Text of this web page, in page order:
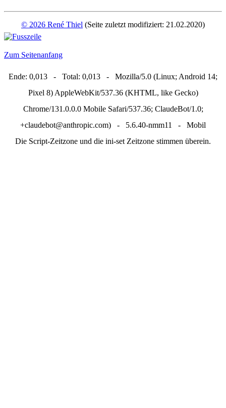
© 2026 René Thiel (Seite zuletzt modifiziert: 21.02.2020)
Zum Seitenanfang
Ende: 0,013 - Total: 0,013 - Mozilla/5.0 (Linux; Android 14;
Pixel 8) AppleWebKit/537.36 (KHTML, like Gecko)
Chrome/131.0.0.0 Mobile Safari/537.36; ClaudeBot/1.0;
+claudebot@anthropic.com) - 5.6.40-nmm11 - Mobil
Die Script-Zeitzone und die ini-set Zeitzone stimmen überein.